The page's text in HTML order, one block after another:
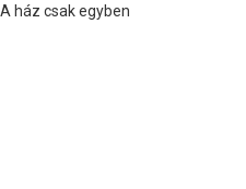
ház csak egyben